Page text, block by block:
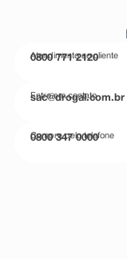
Atendimento ao cliente
0800 771 2120
Entre em contato
sac@drogal.com.br
Compre pelo telefone
0800 347 0000